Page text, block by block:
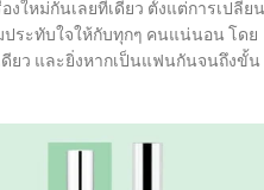
ใหม่กันเลยทีเดียว ตั้งแต่การเปลี่ยน
ประทับใจให้กับทุกๆ คนแน่นอน โดย
ยว และยิ่งหากเป็นแฟนกันจนถึงขั้น